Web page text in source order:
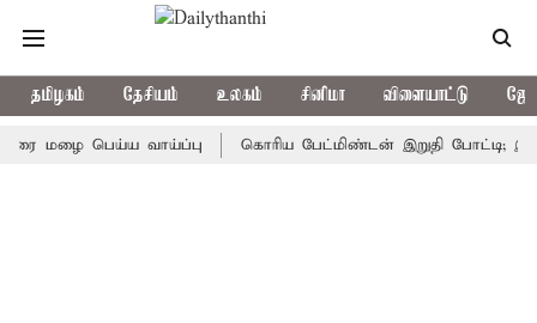
தமிழகம் தேசியம் உலகம் சினிமா விளையாட்டு
பெய்ய வாய்ப்பு கொரிய பேட்மிண்டன் இறுதி போட்டி; இந்திய